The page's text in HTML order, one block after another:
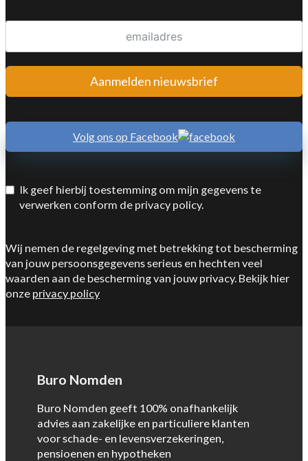
Aanmelden nieuwsbrief
Volg ons op Facebook
Ik geef hierbij toestemming om mijn gegevens te
verwerken conform de privacy policy.
Wij nemen de regelgeving met betrekking tot bescherming
van jouw persoonsgegevens serieus en hechten veel
waarden aan de bescherming van jouw privacy. Bekijk hier
onze privacy policy
Buro Nomden
Buro Nomden geeft 100% onafhankelijk
advies aan zakelijke en particuliere klanten
voor schade- en levensverzekeringen,
pensioenen en hypotheken